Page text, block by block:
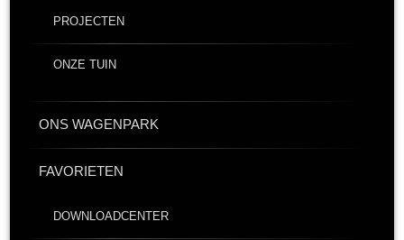
PROJECTEN
ONZE TUIN
ONS WAGENPARK
FAVORIETEN
DOWNLOADCENTER